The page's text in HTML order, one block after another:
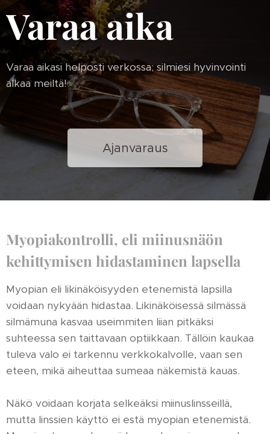
Varaa aika
Varaa aikasi helposti verkossa; silmiesi hyvinvointi
alkaa meiltä!
Ajanvaraus
Myopiakontrolli, eli miinusnäön
kehittymisen hidastaminen lapsella
Myopian eli likinäköisyyden etenemistä lapsilla
voidaan nykyään hidastaa. Likinäköisessä silmässä
silmämuna kasvaa useimmiten liian pitkäksi
suhteessa sen taittavaan optiikkaan. Tällöin kaukaa
tuleva valo ei tarkennu verkkokalvolle, vaan sen
eteen, mikä aiheuttaa sumeaa näkemistä kauas.
Näkö voidaan korjata selkeäksi miinuslinsseillä,
mutta linssien käyttö ei estä myopian etenemistä.